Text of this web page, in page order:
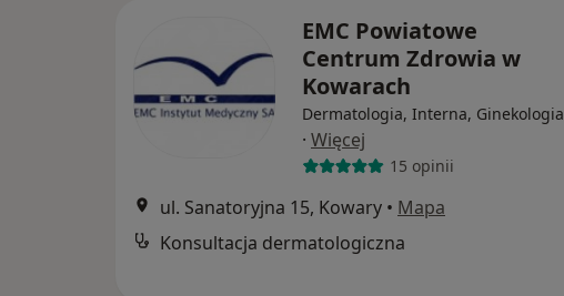
EMC Powiatowe
Centrum Zdrowia w
Kowarach
Dermatologia, Interna, Ginekologia
· Więcej
15 opinii
ul. Sanatoryjna 15, Kowary • Mapa
Konsultacja dermatologiczna